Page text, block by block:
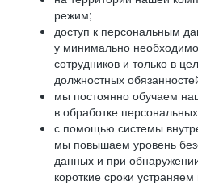
режим;
доступ к персональным
у минимально
сотрудников и только в
должностных
мы постоянно обучаем
в обработке
с помощью системы
мы повышаем уровень
данных и при
короткие сроки